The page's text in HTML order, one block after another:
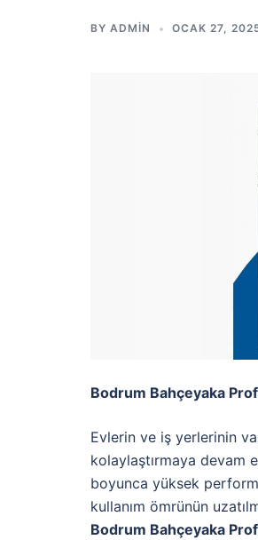
BY ADMIN OCAK 27,
Bodrum Bahçeyaka
Evlerin ve iş yerlerinin
kolaylaştırmaya devam
boyunca yüksek
kullanım ömrünün
Bodrum Bahçeyaka